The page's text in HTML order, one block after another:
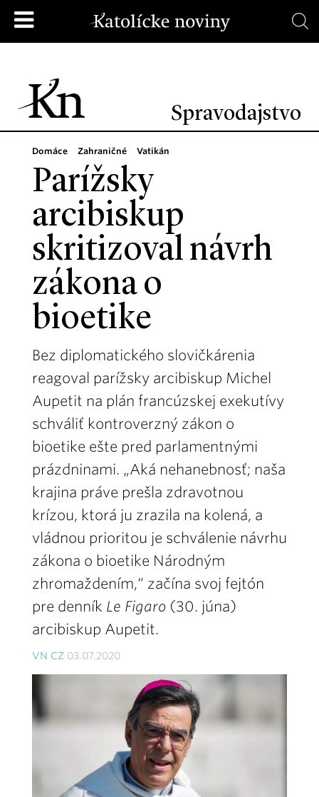
Spravodajstvo
Domáce Zahraničné Vatikán
Parížsky
arcibiskup
skritizoval návrh
zákona o
bioetike
Bez diplomatického slovičkárenia
reagoval parížsky arcibiskup Michel
Aupetit na plán francúzskej exekutívy
schváliť kontroverzný zákon o
bioetike ešte pred parlamentnými
prázdninami. „Aká nehanebnosť; naša
krajina práve prešla zdravotnou
krízou, ktorá ju zrazila na kolená, a
vládnou prioritou je schválenie návrhu
zákona o bioetike Národným
zhromaždením,“ začína svoj fejtón
pre denník Le Figaro (30. júna)
arcibiskup Aupetit.
VN CZ 03.07.2020